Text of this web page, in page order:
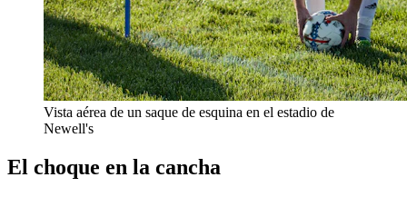
Vista aérea de un saque de esquina en el estadio de
Newell's
El choque en la cancha